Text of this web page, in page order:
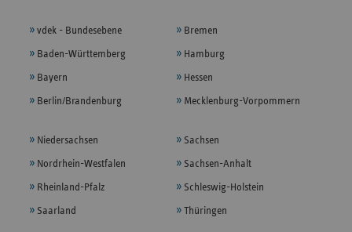
vdek - Bundesebene
Baden-Württemberg
Bayern
Berlin/Brandenburg
Bremen
Hamburg
Hessen
Mecklenburg-Vorpommern
Niedersachsen
Nordrhein-Westfalen
Rheinland-Pfalz
Saarland
Sachsen
Sachsen-Anhalt
Schleswig-Holstein
Thüringen